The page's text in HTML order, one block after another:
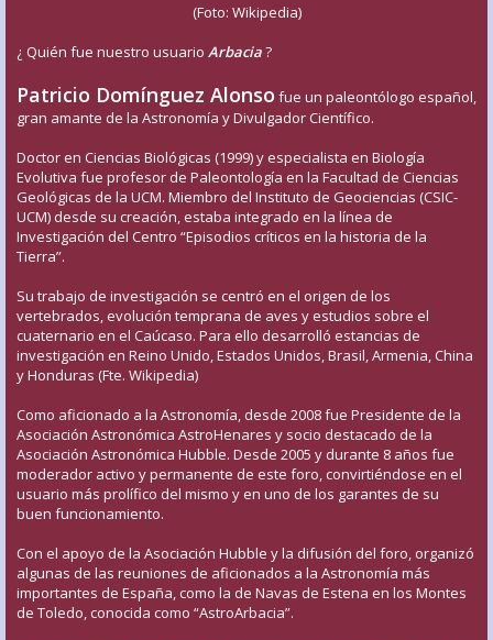
(Foto: Wikipedia)
¿ Quién fue nuestro usuario Arbacia?
Patricio Domínguez Alonso fue un paleontólogo español,
gran amante de la Astronomía y Divulgador Científico.
Doctor en Ciencias Biológicas (1999) y especialista en Biología
Evolutiva fue profesor de Paleontología en la Facultad de Ciencias
Geológicas de la UCM. Miembro del Instituto de Geociencias (CSIC-
UCM) desde su creación, estaba integrado en la línea de
Investigación del Centro “Episodios críticos en la historia de la
Tierra”.
Su trabajo de investigación se centró en el origen de los
vertebrados, evolución temprana de aves y estudios sobre el
cuaternario en el Caúcaso. Para ello desarrolló estancias de
investigación en Reino Unido, Estados Unidos, Brasil, Armenia, China
y Honduras (Fte. Wikipedia)
Como aficionado a la Astronomía, desde 2008 fue Presidente de la
Asociación Astronómica AstroHenares y socio destacado de la
Asociación Astronómica Hubble. Desde 2005 y durante 8 años fue
moderador activo y permanente de este foro, convirtiéndose en el
usuario más prolífico del mismo y en uno de los garantes de su
buen funcionamiento.
Con el apoyo de la Asociación Hubble y la difusión del foro, organizó
algunas de las reuniones de aficionados a la Astronomía más
importantes de España, como la de Navas de Estena en los Montes
de Toledo, conocida como “AstroArbacia”.